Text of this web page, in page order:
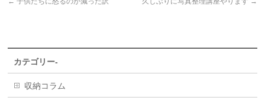
カテゴリー-
収納コラム